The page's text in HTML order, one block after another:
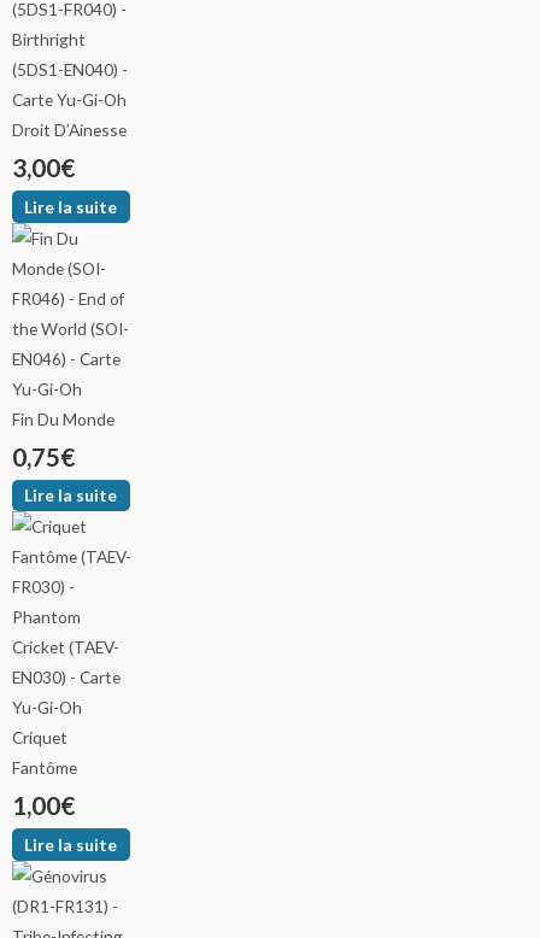
Droit D’Ainesse
3,00€
Lire la suite
Fin Du Monde
0,75€
Lire la suite
Criquet
Fantôme
1,00€
Lire la suite